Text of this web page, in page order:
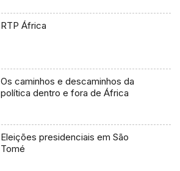
RTP África
Os caminhos e descaminhos da
política dentro e fora de África
Eleições presidenciais em São
Tomé